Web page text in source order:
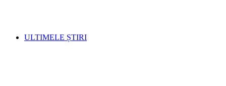
ULTIMELE ȘTIRI